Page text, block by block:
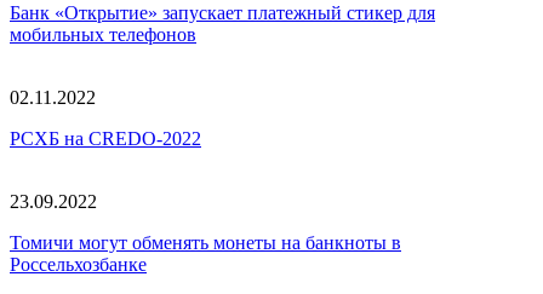
Банк «Открытие» запускает платежный стикер для
мобильных телефонов
02.11.2022
РСХБ на CREDO-2022
23.09.2022
Томичи могут обменять монеты на банкноты в
Россельхозбанке